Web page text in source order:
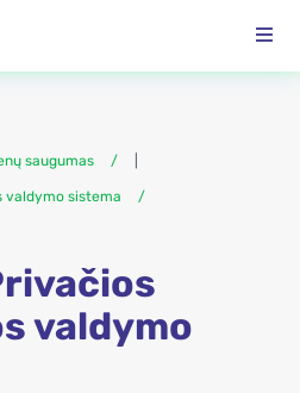
saugumas
valdymo sistema
valdymo